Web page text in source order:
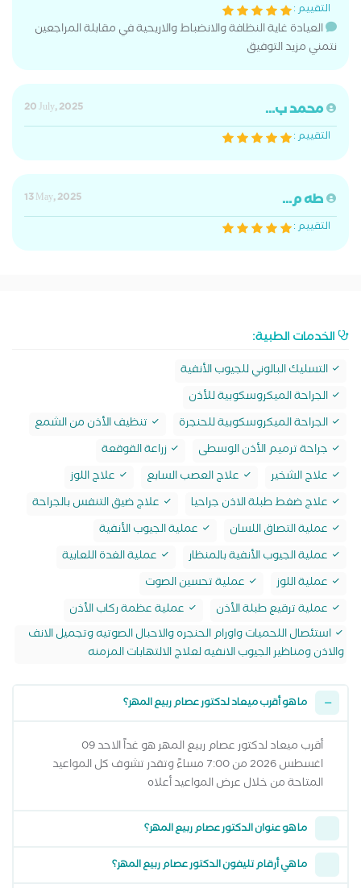
التقييم :
العيادة غاية النظافة والانضباط والاريحية في مقابلة المراجعين
نتمني مزيد التوفيق
محمد ب...
20 July, 2025
التقييم :
طه م...
13 May, 2025
التقييم :
الخدمات الطبية:
التسليك البالوني للجيوب الأنفية
الجراحة الميكروسكوبية للأذن
الجراحة الميكروسكوبية للحنجرة
تنظيف الأذن من الشمع
جراحة ترميم الأذن الوسطى
زراعة القوقعة
علاج الشخير
علاج العصب السابع
علاج اللوز
علاج ضغط طبلة الاذن جراحيا
علاج ضيق التنفس بالجراحة
عملية التصاق اللسان
عملية الجيوب الأنفية
عملية الجيوب الأنفية بالمنظار
عملية الغدة اللعابية
عملية اللوز
عملية تحسين الصوت
عملية ترقيع طبلة الأذن
عملية عظمة ركاب الأذن
استئصال اللحميات واورام الحنجره والاحبال الصوتيه وتجميل الانف
والاذن ومناظير الجيوب الانفيه لعلاج الالتهابات المزمنه
ما هو أقرب ميعاد لدكتور عصام ربيع المهر؟
أقرب ميعاد لدكتور عصام ربيع المهر هو غداً الاحد 09
اغسطس 2026 من 7:00 مساءً وتقدر تشوف كل المواعيد
المتاحة من خلال عرض المواعيد أعلاه
ما هو عنوان الدكتور عصام ربيع المهر؟
ما هي أرقام تليفون الدكتور عصام ربيع المهر؟